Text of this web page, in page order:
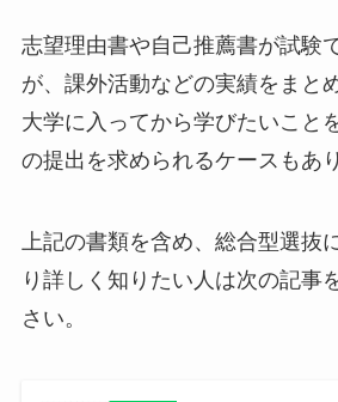
志望理由書や自己推薦書が試験
が、課外活動などの実績をまと
大学に入ってから学びたいこと
の提出を求められるケースもあ
上記の書類を含め、総合型選抜
り詳しく知りたい人は次の記事
さい。